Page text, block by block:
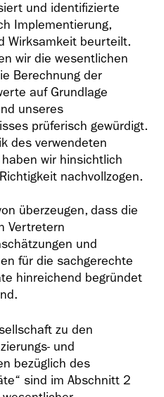
und identifizierte
Implementierung,
Wirksamkeit beurteilt.
wir die wesentlichen
Berechnung der
auf Grundlage
unseres
prüferisch gewürdigt.
des verwendeten
wir hinsichtlich
nachvollzogen.
überzeugen, dass die
Vertretern
und
für die sachgerechte
hinreichend begründet
zu den
und
bezüglich des
sind im Abschnitt 2